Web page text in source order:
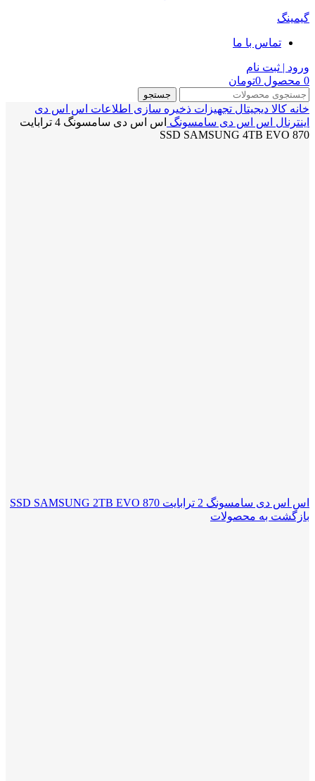
گیمینگ
تماس با ما
ورود | ثبت نام
0 محصول 0تومان
جستجو
خانه کالا دیجیتال تجهیزات ذخیره سازی اطلاعات اس اس دی
اینترنال اس اس دی سامسونگ
اس اس دی سامسونگ 4 ترابایت
SSD SAMSUNG 4TB EVO 870
اس اس دی سامسونگ 2 ترابایت SSD SAMSUNG 2TB EVO 870
بازگشت به محصولات